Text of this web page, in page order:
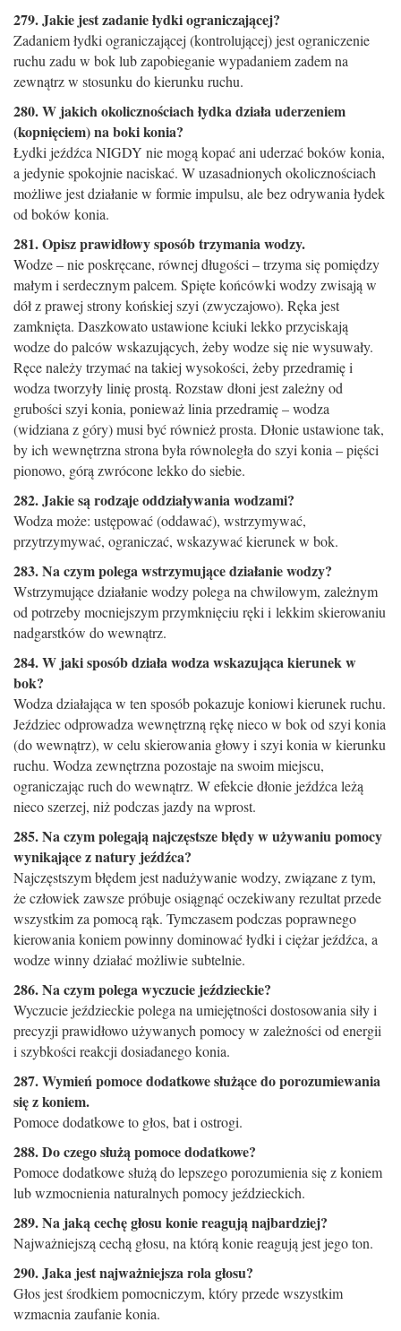
279. Jakie jest zadanie łydki ograniczającej?
Zadaniem łydki ograniczającej (kontrolującej) jest ograniczenie
ruchu zadu w bok lub zapobieganie wypadaniem zadem na
zewnątrz w stosunku do kierunku ruchu.
280. W jakich okolicznościach łydka działa uderzeniem
(kopnięciem) na boki konia?
Łydki jeźdźca NIGDY nie mogą kopać ani uderzać boków konia,
a jedynie spokojnie naciskać. W uzasadnionych okolicznościach
możliwe jest działanie w formie impulsu, ale bez odrywania łydek
od boków konia.
281. Opisz prawidłowy sposób trzymania wodzy.
Wodze – nie poskręcane, równej długości – trzyma się pomiędzy
małym i serdecznym palcem. Spięte końcówki wodzy zwisają w
dół z prawej strony końskiej szyi (zwyczajowo). Ręka jest
zamknięta. Daszkowato ustawione kciuki lekko przyciskają
wodze do palców wskazujących, żeby wodze się nie wysuwały.
Ręce należy trzymać na takiej wysokości, żeby przedramię i
wodza tworzyły linię prostą. Rozstaw dłoni jest zależny od
grubości szyi ­konia, ponieważ linia przedramię – wodza
(widziana z góry) musi być również prosta. Dłonie ustawione tak,
by ich wewnętrzna strona była równoległa do szyi konia – pięści
pionowo, górą zwrócone lekko do siebie.
282. Jakie są rodzaje oddziaływania wodzami?
Wodza może: ustępować (oddawać), wstrzymywać,
przytrzymywać, ograniczać, wskazywać kierunek w bok.
283. Na czym polega wstrzymujące działanie wodzy?
Wstrzymujące działanie wodzy polega na chwilowym, zależnym
od potrzeby mocniejszym przymknięciu ręki i lekkim skierowaniu
nadgarstków do wewnątrz.
284. W jaki sposób działa wodza wskazująca kierunek w
bok?
Wodza działająca w ten sposób pokazuje koniowi kierunek ruchu.
Jeździec odprowadza wewnętrzną rękę nieco w bok od szyi konia
(do wewnątrz), w celu skierowania głowy i szyi konia w kierunku
ruchu. Wodza zewnętrzna pozostaje na swoim miejscu,
ograniczając ruch do wewnątrz. W efekcie dłonie jeźdźca leżą
nieco szerzej, niż podczas jazdy na wprost.
285. Na czym polegają najczęstsze błędy w używaniu pomocy
wynikające z natury jeźdźca?
Najczęstszym błędem jest nadużywanie wodzy, związane z tym,
że człowiek zawsze próbuje osiągnąć oczekiwany rezultat przede
wszystkim za pomocą rąk. Tymczasem podczas poprawnego
kierowania koniem powinny dominować łydki i ciężar jeźdźca, a
wodze winny działać możliwie subtelnie.
286. Na czym polega wyczucie jeździeckie?
Wyczucie jeździeckie polega na umiejętności dostosowania siły i
precyzji prawidłowo używanych pomocy w zależności od energii
i szybkości reakcji dosiadanego konia.
287. Wymień pomoce dodatkowe służące do porozumiewania
się z koniem.
Pomoce dodatkowe to głos, bat i ostrogi.
288. Do czego służą pomoce dodatkowe?
Pomoce dodatkowe służą do lepszego porozumienia się z koniem
lub wzmocnienia naturalnych pomocy jeździeckich.
289. Na jaką cechę głosu konie reagują najbardziej?
Najważniejszą cechą głosu, na którą konie reagują jest jego ton.
290. Jaka jest najważniejsza rola głosu?
Głos jest środkiem pomocniczym, który przede wszystkim
wzmacnia zaufanie konia.